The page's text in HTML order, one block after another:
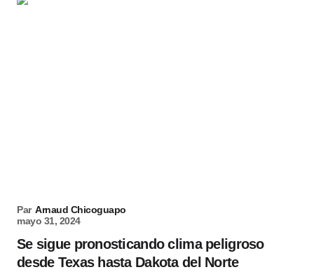
Par Arnaud Chicoguapo
mayo 31, 2024
Se sigue pronosticando clima peligroso
desde Texas hasta Dakota del Norte